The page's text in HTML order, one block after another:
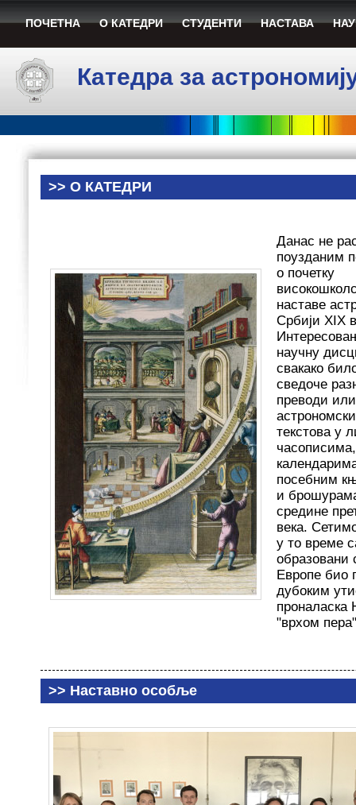
ПОЧЕТНА О КАТЕДРИ СТУДЕНТИ НАСТАВА
Катедра за
>> О КАТЕДРИ
Данас не
поузданим
о почетку
наставе
Србији XIX
научну
свакако
сведоче
преводи
текстова у
часописима,
посебним
и
средине
века.
у то време
образовани
Европе био
дубоким
проналаска
"врхом
>> Наставно особље